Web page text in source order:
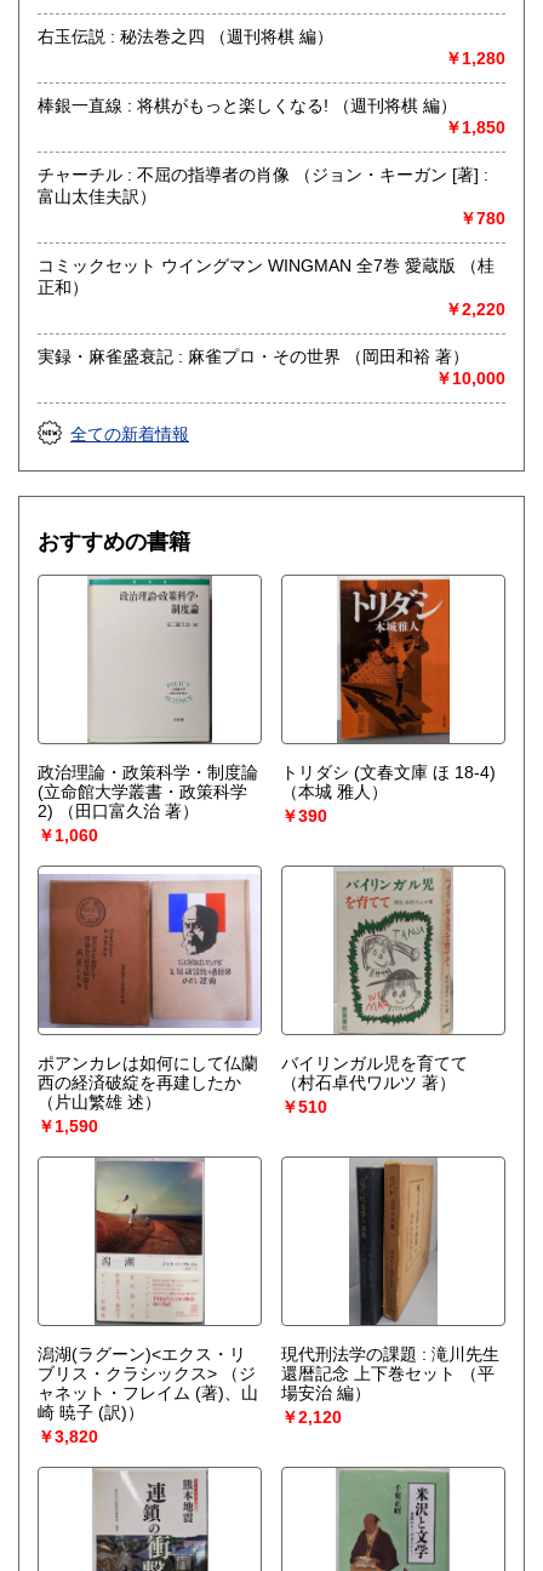
右玉伝説 : 秘法巻之四 （週刊将棋 編）
￥1,280
棒銀一直線 : 将棋がもっと楽しくなる! （週刊将棋 編）
￥1,850
チャーチル : 不屈の指導者の肖像 （ジョン・キーガン [著] :
富山太佳夫訳）
￥780
コミックセット ウイングマン WINGMAN 全7巻 愛蔵版 （桂
正和）
￥2,220
実録・麻雀盛衰記 : 麻雀プロ・その世界 （岡田和裕 著）
￥10,000
全ての新着情報
おすすめの書籍
政治理論・政策科学・制度論
(立命館大学叢書・政策科学
2)
（田口富久治 著）
￥1,060
トリダシ (文春文庫 ほ 18-4)
（本城 雅人）
￥390
ポアンカレは如何にして仏蘭
西の経済破綻を再建したか
（片山繁雄 述）
￥1,590
バイリンガル児を育てて
（村石卓代ワルツ 著）
￥510
潟湖(ラグーン)<エクス・リ
ブリス・クラシックス>
（ジ
ャネット・フレイム (著)、山
崎 暁子 (訳)）
￥3,820
現代刑法学の課題 : 滝川先生
還暦記念 上下巻セット
（平
場安治 編）
￥2,120